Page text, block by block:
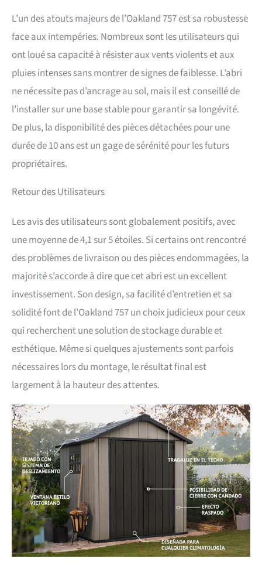
L’un des atouts majeurs de l’Oakland 757 est sa robustesse
face aux intempéries. Nombreux sont les utilisateurs qui
ont loué sa capacité à résister aux vents violents et aux
pluies intenses sans montrer de signes de faiblesse. L’abri
ne nécessite pas d’ancrage au sol, mais il est conseillé de
l’installer sur une base stable pour garantir sa longévité.
De plus, la disponibilité des pièces détachées pour une
durée de 10 ans est un gage de sérénité pour les futurs
propriétaires.
Retour des Utilisateurs
Les avis des utilisateurs sont globalement positifs, avec
une moyenne de 4,1 sur 5 étoiles. Si certains ont rencontré
des problèmes de livraison ou des pièces endommagées, la
majorité s’accorde à dire que cet abri est un excellent
investissement. Son design, sa facilité d’entretien et sa
solidité font de l’Oakland 757 un choix judicieux pour ceux
qui recherchent une solution de stockage durable et
esthétique. Même si quelques ajustements sont parfois
nécessaires lors du montage, le résultat final est
largement à la hauteur des attentes.